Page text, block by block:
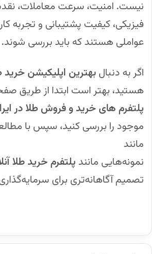
نیست. امنیت، سرعت معاملات،
فیزیکی، کیفیت پشتیبانی و تجربه
عواملی هستند که باید بررسی شوند.
اگر به دنبالبهترین اپلیکیشن خرید
هستید، بهتر است ابتدا از طریق
پلتفرم های خرید و فروش طلا در
موجود را بررسی کنید، سپس با
مانند
نمونه‌هایی مانند پلتفرم خرید طلا
تصمیم آگاهانه‌تری برای